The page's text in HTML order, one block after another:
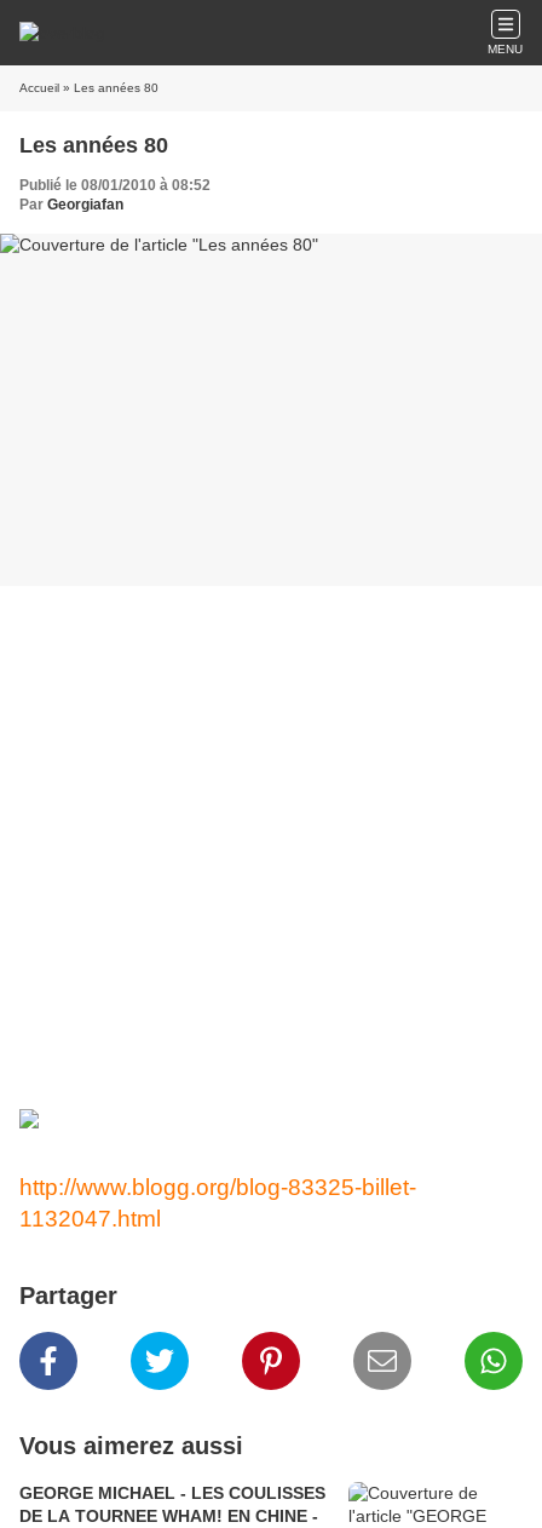
MENU
Accueil » Les années 80
Les années 80
Publié le 08/01/2010 à 08:52
Par Georgiafan
http://www.blogg.org/blog-83325-billet-
1132047.html
Partager
Vous aimerez aussi
GEORGE MICHAEL - LES COULISSES
DE LA TOURNEE WHAM! EN CHINE -